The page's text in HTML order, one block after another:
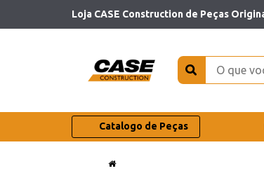
Loja CASE Construction de Peças
Catalogo de Peças